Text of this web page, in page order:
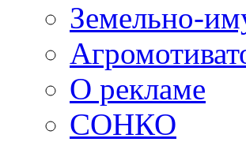
Земельно-
О рекламе
СОНКО